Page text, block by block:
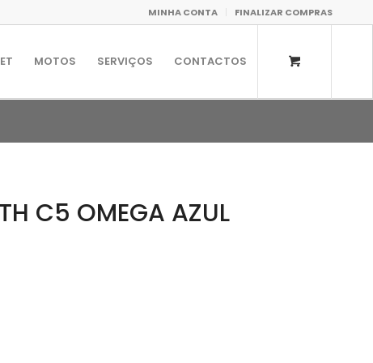
MINHA CONTA FINALIZAR COMPRAS
MOTOS SERVIÇOS CONTACTOS
C5 OMEGA AZUL